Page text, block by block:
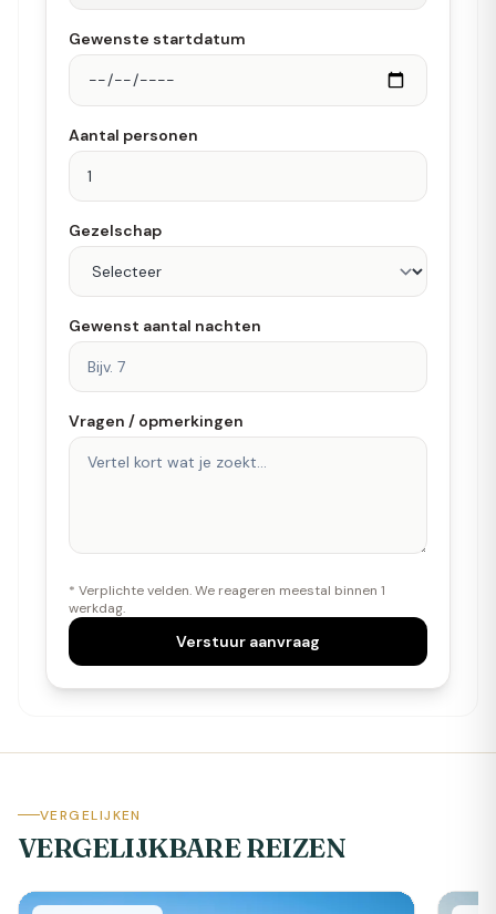
Gewenste startdatum
Aantal personen
Gezelschap
Gewenst aantal nachten
Vragen / opmerkingen
* Verplichte velden. We reageren meestal binnen 1
werkdag.
Verstuur aanvraag
VERGELIJKEN
VERGELIJKBARE REIZEN